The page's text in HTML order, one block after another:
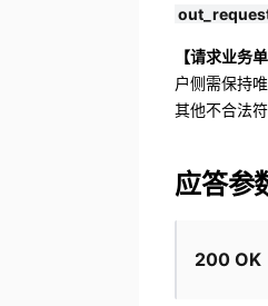
【请求业务
户侧需保持
其他不合法符
应答参
200 OK